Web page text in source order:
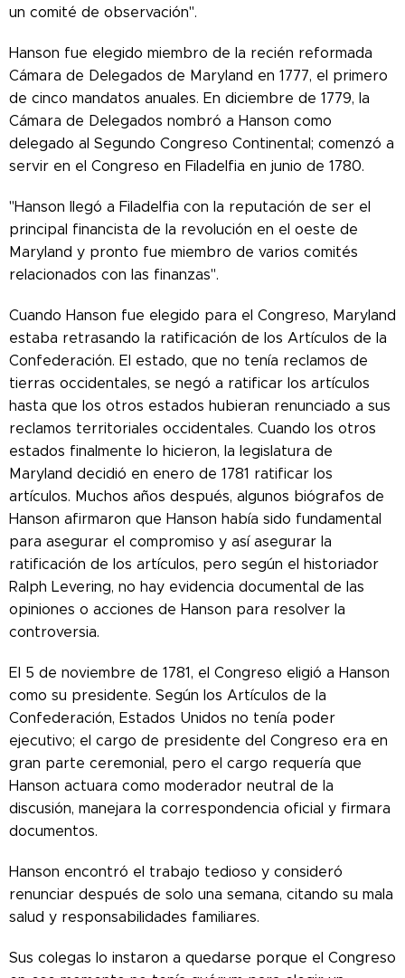
un comité de observación".
Hanson fue elegido miembro de la recién reformada
Cámara de Delegados de Maryland en 1777, el primero
de cinco mandatos anuales. En diciembre de 1779, la
Cámara de Delegados nombró a Hanson como
delegado al Segundo Congreso Continental; comenzó a
servir en el Congreso en Filadelfia en junio de 1780.
"Hanson llegó a Filadelfia con la reputación de ser el
principal financista de la revolución en el oeste de
Maryland y pronto fue miembro de varios comités
relacionados con las finanzas".
Cuando Hanson fue elegido para el Congreso, Maryland
estaba retrasando la ratificación de los Artículos de la
Confederación. El estado, que no tenía reclamos de
tierras occidentales, se negó a ratificar los artículos
hasta que los otros estados hubieran renunciado a sus
reclamos territoriales occidentales. Cuando los otros
estados finalmente lo hicieron, la legislatura de
Maryland decidió en enero de 1781 ratificar los
artículos. Muchos años después, algunos biógrafos de
Hanson afirmaron que Hanson había sido fundamental
para asegurar el compromiso y así asegurar la
ratificación de los artículos, pero según el historiador
Ralph Levering, no hay evidencia documental de las
opiniones o acciones de Hanson para resolver la
controversia.
El 5 de noviembre de 1781, el Congreso eligió a Hanson
como su presidente. Según los Artículos de la
Confederación, Estados Unidos no tenía poder
ejecutivo; el cargo de presidente del Congreso era en
gran parte ceremonial, pero el cargo requería que
Hanson actuara como moderador neutral de la
discusión, manejara la correspondencia oficial y firmara
documentos.
Hanson encontró el trabajo tedioso y consideró
renunciar después de solo una semana, citando su mala
salud y responsabilidades familiares.
Sus colegas lo instaron a quedarse porque el Congreso